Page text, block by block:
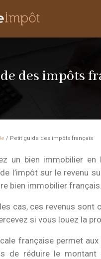
des impôts
/ Petit guide des impôts français
un bien immobilier en
l’impôt sur le revenu
bien immobilier français.
cas, ces revenus sont
si vous louez la
française permet aux
de réduire le montant